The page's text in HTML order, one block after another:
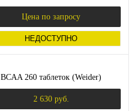
Цена по запросу
НЕДОСТУПНО
BCAA 260 таблеток (Weider)
2 630 руб.